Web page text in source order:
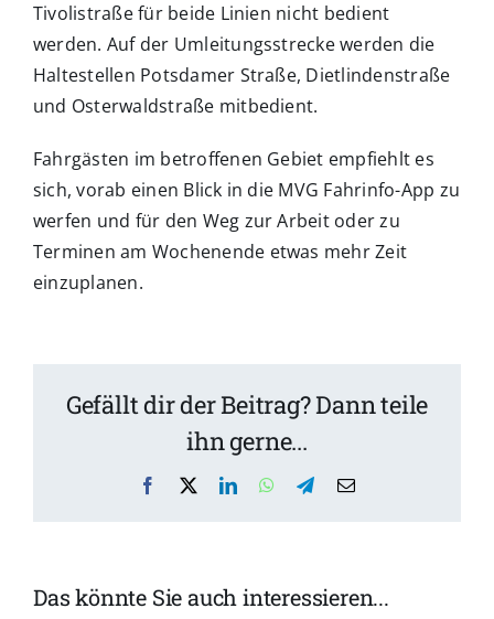
Tivolistraße für beide Linien nicht bedient
werden. Auf der Umleitungsstrecke werden die
Haltestellen Potsdamer Straße, Dietlindenstraße
und Osterwaldstraße mitbedient.
Fahrgästen im betroffenen Gebiet empfiehlt es
sich, vorab einen Blick in die MVG Fahrinfo-App zu
werfen und für den Weg zur Arbeit oder zu
Terminen am Wochenende etwas mehr Zeit
einzuplanen.
Gefällt dir der Beitrag? Dann teile
ihn gerne...
Facebook
X LinkedInWhatsApp
TelegramEmail
Das könnte Sie auch interessieren...
B2Run